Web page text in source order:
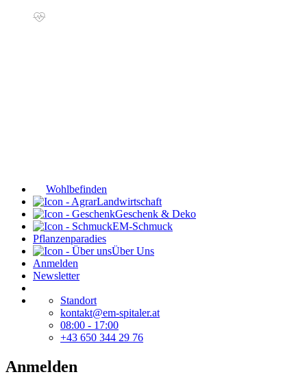
Wohlbefinden
Landwirtschaft
Geschenk & Deko
EM-Schmuck
Pflanzenparadies
Über Uns
Anmelden
Newsletter
Standort
kontakt@em-spitaler.at
08:00 - 17:00
+43 650 344 29 76
Anmelden